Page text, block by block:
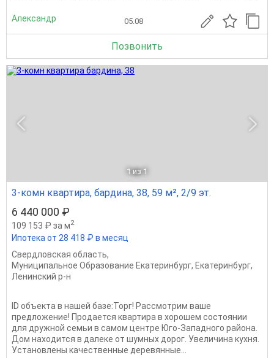
Александр 05.08
Позвонить
1 из 1
3-комн квартира, бардина, 38, 59 м², 2/9 эт.
6 440 000 ₽
109 153 ₽ за м2
Ипотека от 28 418 ₽ в месяц
Свердловская область,
Муниципальное Образование Екатеринбург, Екатеринбург,
Ленинский р-н
ID объекта в нашей базе:Торг! Рассмотрим ваше
предложение! Продается квартира в хорошем состоянии
для дружной семьи в самом центре Юго-Западного района.
Дом находится в далеке от шумных дорог. Увеличина кухня.
Установлены качественные деревянные...